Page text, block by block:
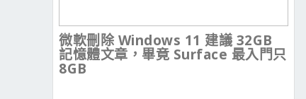
微軟刪除 Windows 11 建議 32GB
記憶體文章，畢竟 Surface 最入門只
8GB